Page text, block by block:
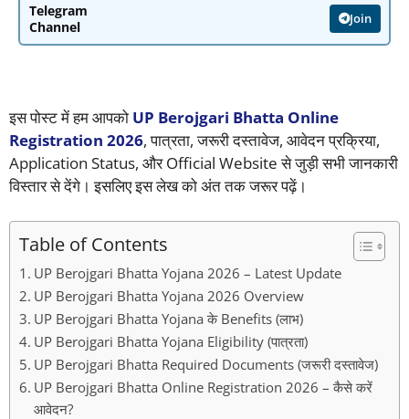
Telegram
Channel
Join
इस पोस्ट में हम आपको UP Berojgari Bhatta Online
Registration 2026, पात्रता, जरूरी दस्तावेज, आवेदन प्रक्रिया,
Application Status, और Official Website से जुड़ी सभी जानकारी
विस्तार से देंगे। इसलिए इस लेख को अंत तक जरूर पढ़ें।
Table of Contents
UP Berojgari Bhatta Yojana 2026 – Latest Update
UP Berojgari Bhatta Yojana 2026 Overview
UP Berojgari Bhatta Yojana के Benefits (लाभ)
UP Berojgari Bhatta Yojana Eligibility (पात्रता)
UP Berojgari Bhatta Required Documents (जरूरी दस्तावेज)
UP Berojgari Bhatta Online Registration 2026 – कैसे करें
आवेदन?